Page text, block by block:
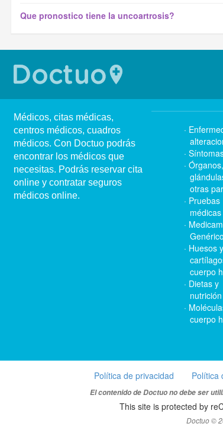
Que pronostico tiene la uncoartrosis?
Médicos, citas médicas,
centros médicos, cuadros
médicos. Con Doctuo podrás
encontrar los médicos que
necesitas. Podrás reservar cita
online y contratar seguros
médicos online.
Órganos,
otras
Pruebas
médicas
Huesos y
cuerpo
Dietas y
nutrición
cuerpo
Política de privacidad Política
El contenido de Doctuo no debe ser
This site is protected by
Doctuo ©